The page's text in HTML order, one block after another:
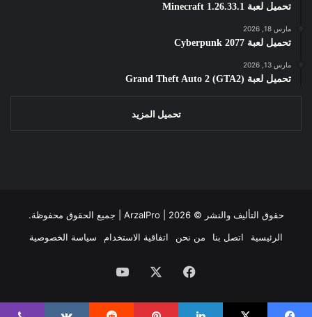
تحميل لعبة Minecraft 1.26.33.1
مارس 18, 2026
تحميل لعبة Cyberpunk 2077
مارس 13, 2026
تحميل لعبة Grand Theft Auto 2 (GTA2)
تحميل المزيد
حقوق التأليف والنشر © ArzalPro | 2026 | جميع الحقوق محفوظة.
الرئيسية
اتصل بنا من نحن اتفاقية الاستخدام سياسة الخصوصية
فيسبوك ‫YouTube